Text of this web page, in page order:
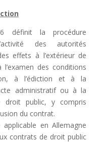
la procédure
des autorités
effets à l’extérieur de
des conditions
à l’édiction et à la
administratif ou à la
droit public, y compris
du contrat.
applicable en Allemagne
contrats de droit public